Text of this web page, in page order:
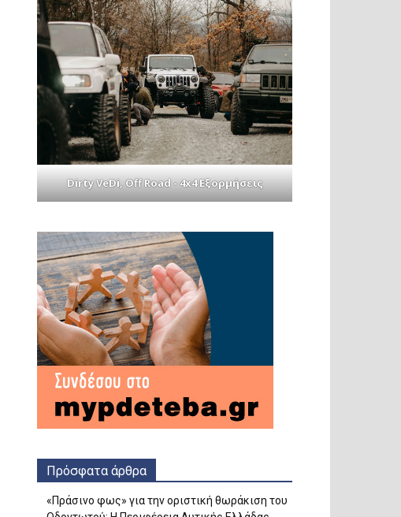
Dirty VeDi, Off Road - 4x4 Εξορμήσεις
Πρόσφατα άρθρα
«Πράσινο φως» για την οριστική θωράκιση του